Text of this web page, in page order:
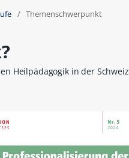
/ Themenschwerpunkt
Heilpädagogik in der Schweiz